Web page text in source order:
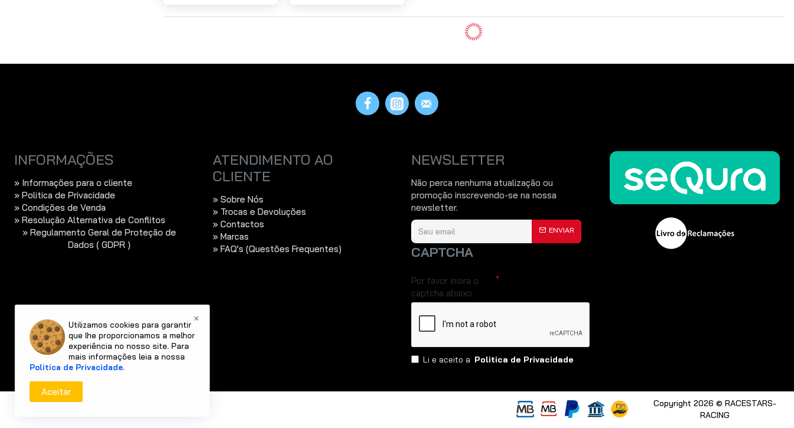
INFORMAÇÕES
» Informações para o cliente
» Politica de Privacidade
» Condições de Venda
» Resolução Alternativa de Conflitos
» Regulamento Geral de Proteção de
Dados ( GDPR )
ATENDIMENTO AO
CLIENTE
» Sobre Nós
» Trocas e Devoluções
» Contactos
» Marcas
» FAQ's (Questões Frequentes)
NEWSLETTER
Não perca nenhuma atualização ou
promoção inscrevendo-se na nossa
newsletter.
ENVIAR
CAPTCHA
Por favor insira o
captcha abaixo
Li e aceito a Politica de Privacidade
Copyright 2026 © RACESTARS-
RACING
Utilizamos cookies para garantir
que lhe proporcionamos a melhor
experiência no nosso site. Para
mais informações leia a nossa
Politica de Privacidade.
Aceitar
×